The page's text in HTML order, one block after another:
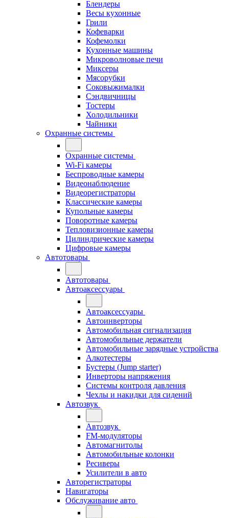
Блендеры
Весы кухонные
Грили
Кофеварки
Кофемолки
Кухонные машины
Микроволновые печи
Миксеры
Мясорубки
Соковыжималки
Сэндвичницы
Тостеры
Холодильники
Чайники
Охранные системы
Охранные системы
Wi-Fi камеры
Беспроводные камеры
Видеонаблюдение
Видеорегистраторы
Классические камеры
Купольные камеры
Поворотные камеры
Тепловизионные камеры
Цилиндрические камеры
Цифровые камеры
Автотовары
Автотовары
Автоаксессуары
Автоаксессуары
Автоинверторы
Автомобильная сигнализация
Автомобильные держатели
Автомобильные зарядные устройства
Алкотестеры
Бустеры (Jump starter)
Инверторы напряжения
Системы контроля давления
Чехлы и накидки для сидений
Автозвук
Автозвук
FM-модуляторы
Автомагнитолы
Автомобильные колонки
Ресиверы
Усилители в авто
Авторегистраторы
Навигаторы
Обслуживание авто